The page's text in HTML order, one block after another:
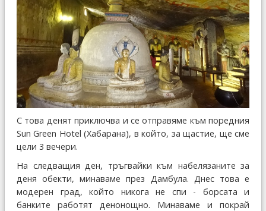
С това денят приключва и се отправяме към поредния
Sun Green Hotel (Хабарана), в който, за щастие, ще сме
цели 3 вечери.
На следващия ден, тръгвайки към набелязаните за
деня обекти, минаваме през Дамбула. Днес това е
модерен град, който никога не спи - борсата и
банките работят денонощно. Минаваме и покрай